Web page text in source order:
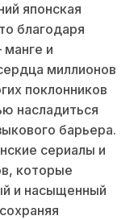
японская
благодаря
и
миллионов
поклонников
насладиться
барьера.
сериалы и
которые
и насыщенный